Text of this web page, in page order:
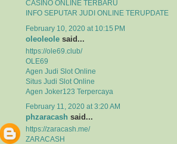
CASINO ONLINE TERBARU
INFO SEPUTAR JUDI ONLINE TERUPDATE
February 10, 2020 at 10:15 PM
oleoleole said...
https://ole69.club/
OLE69
Agen Judi Slot Online
Situs Judi Slot Online
Agen Joker123 Terpercaya
February 11, 2020 at 3:20 AM
phzaracash said...
https://zaracash.me/
ZARACASH